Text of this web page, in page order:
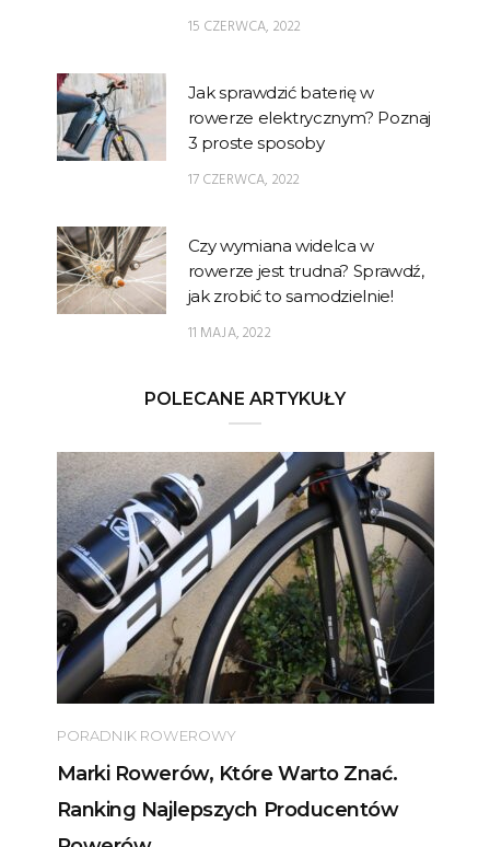
15 CZERWCA, 2022
Jak sprawdzić baterię w
rowerze elektrycznym? Poznaj
3 proste sposoby
17 CZERWCA, 2022
Czy wymiana widelca w
rowerze jest trudna? Sprawdź,
jak zrobić to samodzielnie!
11 MAJA, 2022
POLECANE ARTYKUŁY
PORADNIK ROWEROWY
Marki Rowerów, Które Warto Znać.
Ranking Najlepszych Producentów